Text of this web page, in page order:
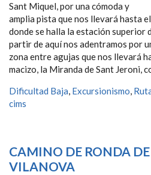
Sant Miquel, por una cómoda y
amplia pista que nos llevará hasta
donde se halla la estación superior
partir de aquí nos adentramos por
zona entre agujas que nos llevará
macizo, la Miranda de Sant Jeroni,
Dificultad Baja, Excursionismo,
cims
CAMINO DE RONDA DE
VILANOVA